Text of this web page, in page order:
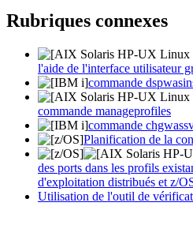
Rubriques connexes
l'aide de l'interface utilisateur
commande
commande manageprofiles
commande
Planification de la
des ports dans les profils
d'exploitation distribués et z/
Utilisation de l'outil de